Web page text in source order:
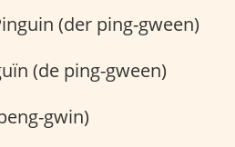
(der ping-gween)
(de ping-gween)
gwin)